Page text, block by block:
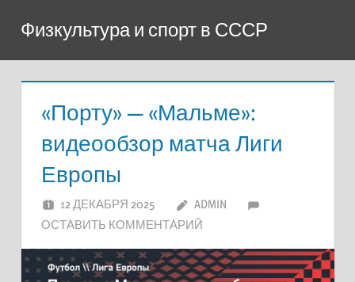
содержимому
Физкультура и спорт в СССР
«Порту» — «Мальме»:
видеообзор матча Лиги
Европы
12 ДЕКАБРЯ 2025
ADMIN
ОСТАВИТЬ КОММЕНТАРИЙ